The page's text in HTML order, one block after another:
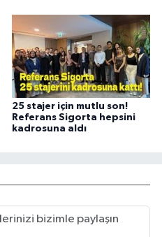
25 stajer için mutlu son!
Referans Sigorta hepsini
kadrosuna aldı